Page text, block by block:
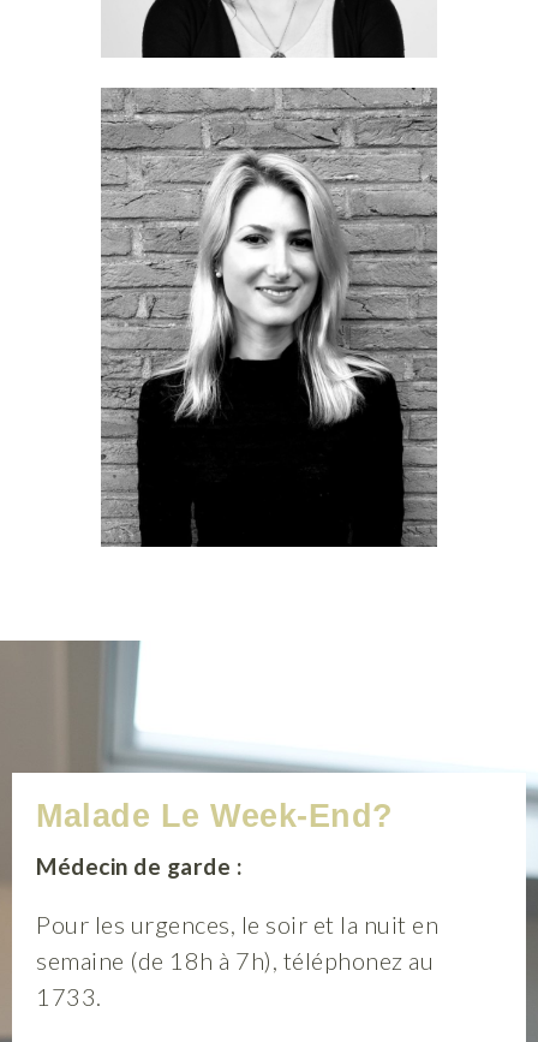
Malade Le Week-End?
Médecin de garde :
Pour les urgences, le soir et la nuit en
semaine (de 18h à 7h), téléphonez au
1733.